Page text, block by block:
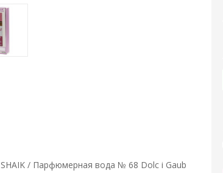
/ Парфюмерная вода № 68 Dolc i Gaub